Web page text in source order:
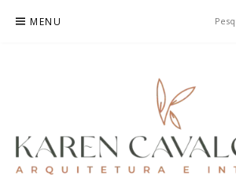
para
MENU